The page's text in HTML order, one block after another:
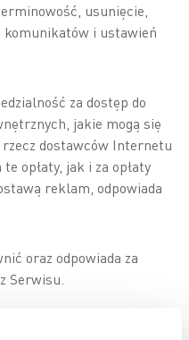
usunięcie,
komunikatów i ustawień
za dostęp do
jakie mogą się
dostawców Internetu
opłaty, jak i za opłaty
reklam, odpowiada
oraz odpowiada za
Serwisu.
lub usług wyraźnie